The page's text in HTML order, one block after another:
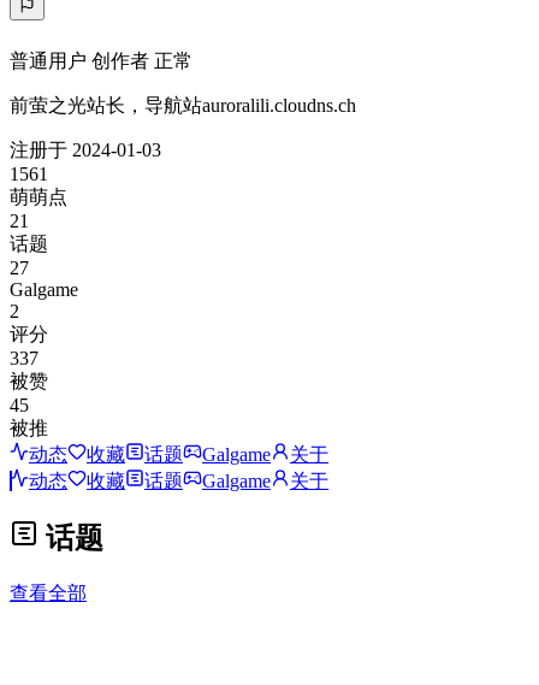
普通用户 创作者 正常
前萤之光站长，导航站auroralili.cloudns.ch
注册于 2024-01-03
1561
萌萌点
21
话题
27
Galgame
2
评分
337
被赞
45
被推
动态
收藏 话题 Galgame
关于
动态
收藏 话题 Galgame 关于
话题
查看全部